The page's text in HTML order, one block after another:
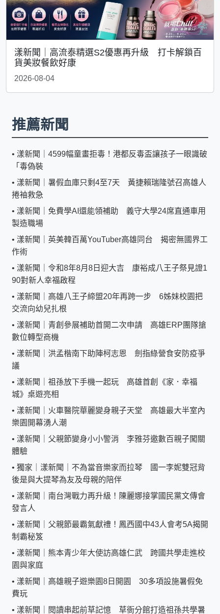
漾新聞｜高流泰精選S2優惠再升級 打卡解鎖百
貨美妝餐飲好康
2026-08-04
推薦新聞
• 漾新聞｜4599幅童畫拒毒！港都反毒盃讓孩子一眼識破
「毒偽裝
• 漾新聞｜暑假血庫只剩4至7天 黃捷賴瑞隆號召高雄人
捲袖救急
• 漾新聞｜免費學AI還能領補助 義守大學24席直通車用
製造職場
• 漾新聞｜英美韓百萬YouTuber高雄同台 揭密無國界工
作術
• 漾新聞｜令和8年8月8日迎大吉 康裕成八王子祭見證1
90對新人幸福啟程
• 漾新聞｜高雄八王子締盟20年再跨一步 6姊妹校園把
交流向幼兒扎根
• 漾新聞｜青創參展補助首開二次申請 高雄ERP團隊搶
數位轉型商機
• 漾新聞｜洪孟楷南下助陣柯志恩 劍指綠營食安防疫爭
議
• 漾新聞｜祖孫放下手機一起玩 高雄首創《家．幸福
城》桌遊亮相
• 漾新聞｜火車醫院華麗變身親子天堂 高雄最大半室內
樂園開幕湧人潮
• 漾新聞｜父親節變身小小警消 李雅芬邀數百親子闖關
體驗
• 獨家｜漾新聞｜不為當音樂家而拉琴 國一李妮雙冠背
後是與大提琴為友及母親的陪伴
• 漾新聞｜南台灣戰力再升級！陳麗娜接掌國民黨文傳會
發言人
• 漾新聞｜父親節最霸氣獻禮！鳳西國中43人會考5A揭開
制霸秘笈
• 漾新聞｜熊本青少年大使訪高雄仁武 跨國共學走進校
園與家庭
• 漾新聞｜高雄親子遊樂園8日開園 30多項設施暑假免
費玩
• 漾新聞｜閱讀串起前草記憶 草衙分館打造祖孫共學暑